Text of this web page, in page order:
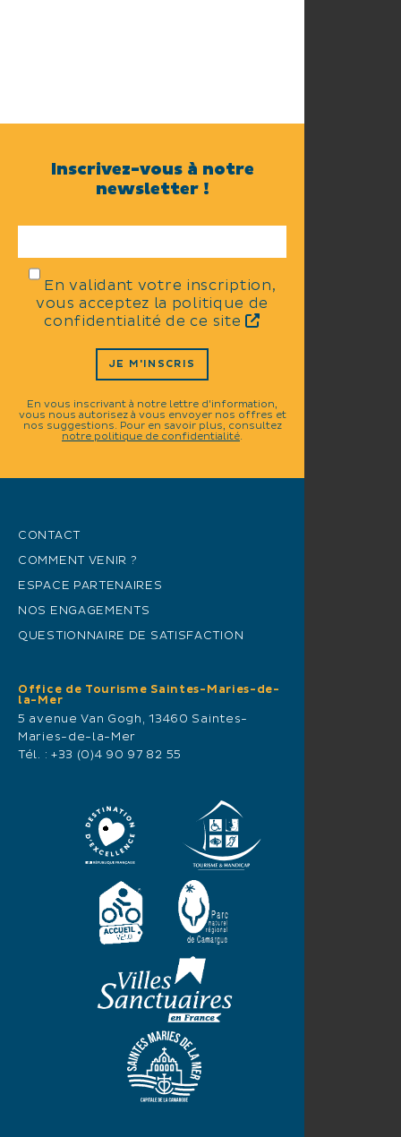
Inscrivez-vous à notre
newsletter !
En validant votre inscription,
vous acceptez la politique de
confidentialité de ce site
JE M'INSCRIS
En vous inscrivant à notre lettre d'information,
vous nous autorisez à vous envoyer nos offres et
nos suggestions. Pour en savoir plus, consultez
notre politique de confidentialité.
CONTACT
COMMENT VENIR ?
ESPACE PARTENAIRES
NOS ENGAGEMENTS
QUESTIONNAIRE DE SATISFACTION
Office de Tourisme Saintes-Maries-de-
la-Mer
5 avenue Van Gogh, 13460 Saintes-
Maries-de-la-Mer
Tél. : +33 (0)4 90 97 82 55